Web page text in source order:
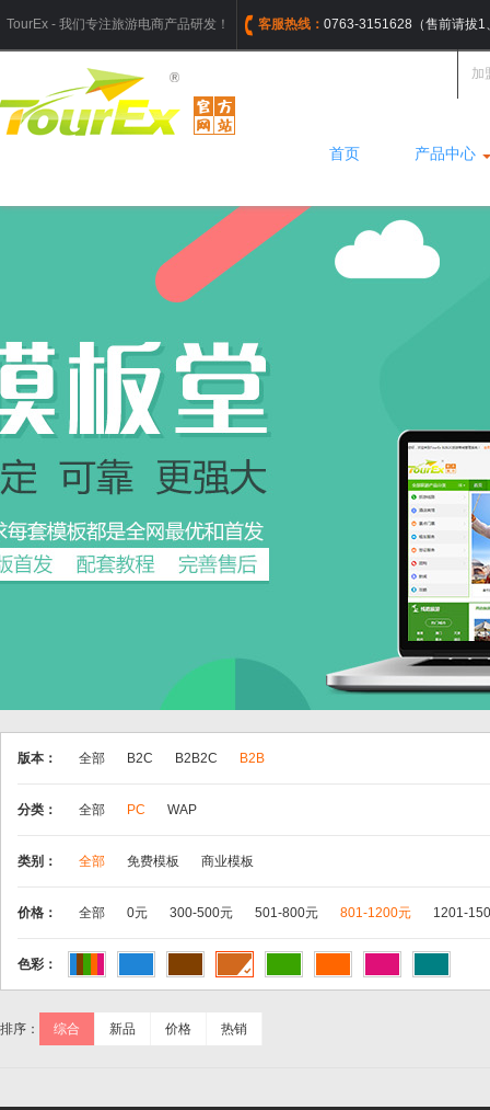
TourEx - 我们专注旅游电商产品研发！ 客服热线： 0763-3151628（售前请拔1
加
首页 产品中心
版本： 全部 B2C B2B2C B2B
分类： 全部 PC WAP
类别： 全部 免费模板 商业模板
价格： 全部 0元 300-500元 501-800元 801-1200元 1201-
色彩：
排序： 综合 新品 价格 热销